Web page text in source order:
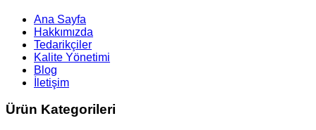
Ana Sayfa
Hakkımızda
Tedarikçiler
Kalite Yönetimi
Blog
İletişim
Ürün Kategorileri